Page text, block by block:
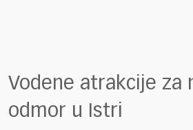
Vodene atrakcije za
odmor u Istri